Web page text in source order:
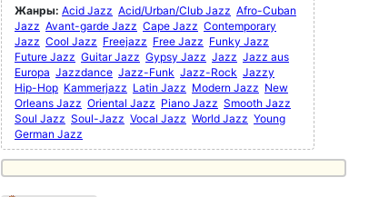
Жанры: Acid Jazz Acid/Urban/Club Jazz Afro-Cuban
Jazz Avant-garde Jazz Cape Jazz Contemporary
Jazz Cool Jazz Freejazz Free Jazz Funky Jazz
Future Jazz Guitar Jazz Gypsy Jazz Jazz Jazz aus
Europa Jazzdance Jazz-Funk Jazz-Rock Jazzy
Hip-Hop Kammerjazz Latin Jazz Modern Jazz New
Orleans Jazz Oriental Jazz Piano Jazz Smooth Jazz
Soul Jazz Soul-Jazz Vocal Jazz World Jazz Young
German Jazz